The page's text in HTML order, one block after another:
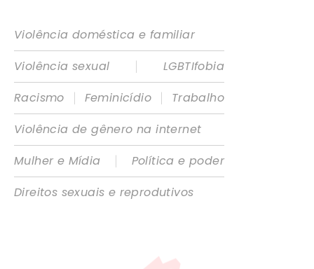
Violência doméstica e familiar
Violência sexual
|
LGBTIfobia
Racismo
| Feminicídio |
Trabalho
Violência de gênero na internet
Mulher e Mídia
|
Política e poder
Direitos sexuais e reprodutivos